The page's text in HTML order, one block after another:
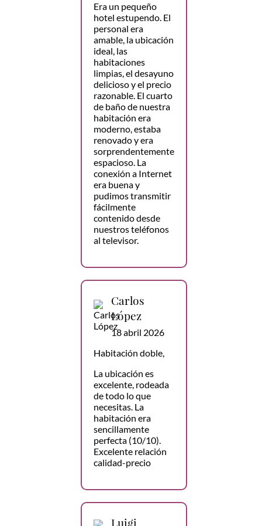
Era un pequeño
hotel estupendo. El
personal era
amable, la ubicación
ideal, las
habitaciones
limpias, el desayuno
delicioso y el precio
razonable. El cuarto
de baño de nuestra
habitación era
moderno, estaba
renovado y era
sorprendentemente
espacioso. La
conexión a Internet
era buena y
pudimos transmitir
fácilmente
contenido desde
nuestros teléfonos
al televisor.
Carlos
López
18 abril 2026
Habitación doble,
La ubicación es
excelente, rodeada
de todo lo que
necesitas. La
habitación era
sencillamente
perfecta (10/10).
Excelente relación
calidad-precio
Luigi